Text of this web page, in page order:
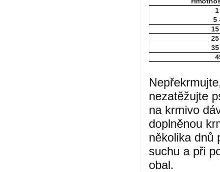
5
nezatěžujte
na krmivo
doplněnou
několika dnů
suchu a při
obal.